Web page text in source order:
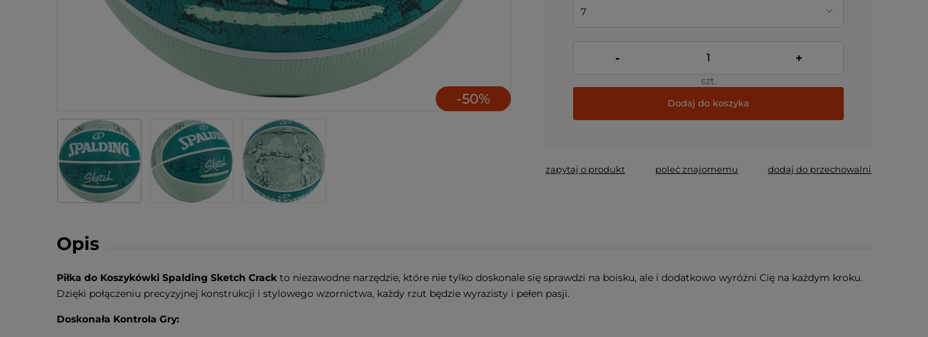
-50%
- +
szt.
Dodaj do koszyka
zapytaj o produkt poleć znajomemu dodaj do przechowalni
Opis
Piłka do Koszykówki Spalding Sketch Crack to niezawodne narzędzie, które nie tylko doskonale się sprawdzi na boisku, ale i dodatkowo wyróżni Cię na każdym kroku.
Dzięki połączeniu precyzyjnej konstrukcji i stylowego wzornictwa, każdy rzut będzie wyrazisty i pełen pasji.
Doskonała Kontrola Gry: